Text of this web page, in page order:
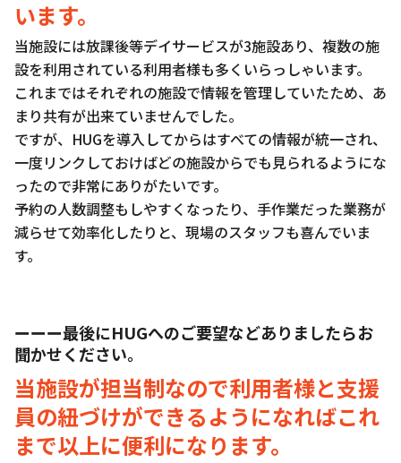
います。
当施設には放課後等デイサービスが3施設あり、複数の施
設を利用されている利用者様も多くいらっしゃいます。
これまではそれぞれの施設で情報を管理していたため、あ
まり共有が出来ていませんでした。
ですが、HUGを導入してからはすべての情報が統一され、
一度リンクしておけばどの施設からでも見られるようにな
ったので非常にありがたいです。
予約の人数調整もしやすくなったり、手作業だった業務が
減らせて効率化したりと、現場のスタッフも喜んでいま
す。
ーーー最後にHUGへのご要望などありましたらお
聞かせください。
当施設が担当制なので利用者様と支援
員の紐づけができるようになればこれ
まで以上に便利になります。